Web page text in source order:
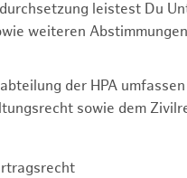
leistest Du
weiteren
der HPA
sowie dem